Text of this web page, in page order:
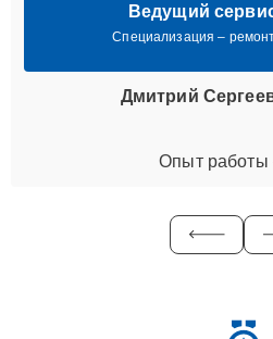
Ведущий
Специализация –
Дмитрий
Опыт работы